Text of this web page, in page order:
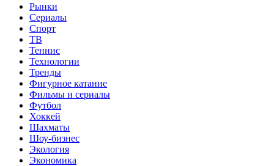
Рынки
Сериалы
Спорт
ТВ
Теннис
Технологии
Тренды
Фигурное катание
Фильмы и сериалы
Футбол
Хоккей
Шахматы
Шоу-бизнес
Экология
Экономика